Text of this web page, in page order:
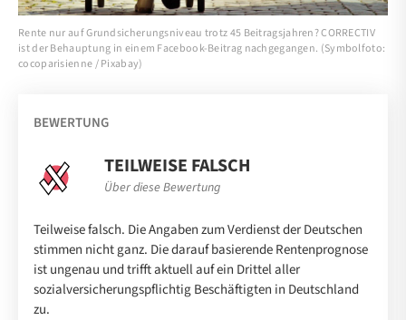
Rente nur auf Grundsicherungsniveau trotz 45 Beitragsjahren? CORRECTIV
ist der Behauptung in einem Facebook-Beitrag nachgegangen. (Symbolfoto:
cocoparisienne / Pixabay)
BEWERTUNG
TEILWEISE FALSCH
Über diese Bewertung
Teilweise falsch. Die Angaben zum Verdienst der Deutschen
stimmen nicht ganz. Die darauf basierende Rentenprognose
ist ungenau und trifft aktuell auf ein Drittel aller
sozialversicherungspflichtig Beschäftigten in Deutschland
zu.